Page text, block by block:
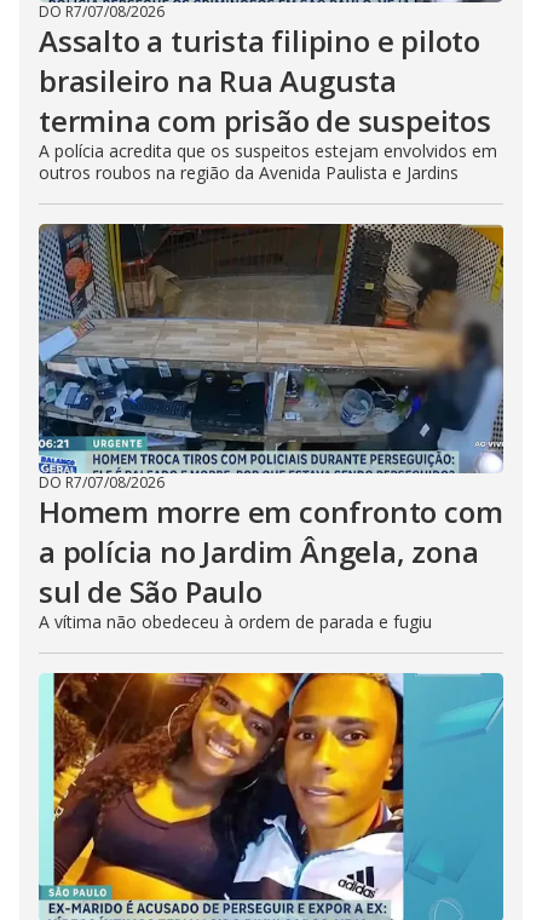
DO R7/07/08/2026
Assalto a turista filipino e piloto
brasileiro na Rua Augusta
termina com prisão de suspeitos
A polícia acredita que os suspeitos estejam envolvidos em
outros roubos na região da Avenida Paulista e Jardins
DO R7/07/08/2026
Homem morre em confronto com
a polícia no Jardim Ângela, zona
sul de São Paulo
A vítima não obedeceu à ordem de parada e fugiu